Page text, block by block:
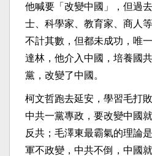
他喊要「改變中國」，但過
士、科學家、教育家、商人
不計其數，但都未成功，唯
達林，他介入中國，培養國
黨，改變了中國。
柯文哲跑去延安，學習毛打
中共一黨專政，要改變中國
反共；毛澤東最霸氣的理論
軍不政變，中共不倒，中國就